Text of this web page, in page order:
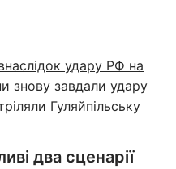
удару РФ на
знову завдали удару
Гуляйпільську
два сценарії